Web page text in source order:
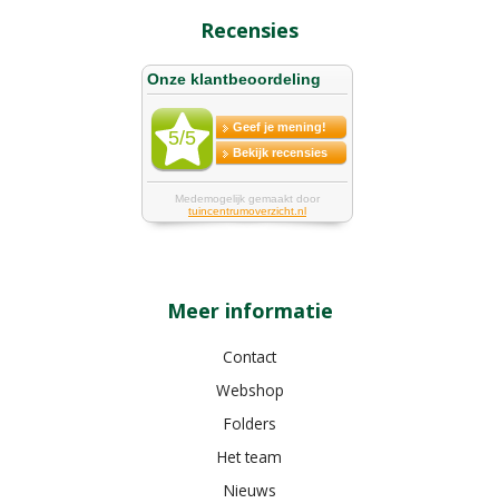
Recensies
Meer informatie
Contact
Webshop
Folders
Het team
Nieuws